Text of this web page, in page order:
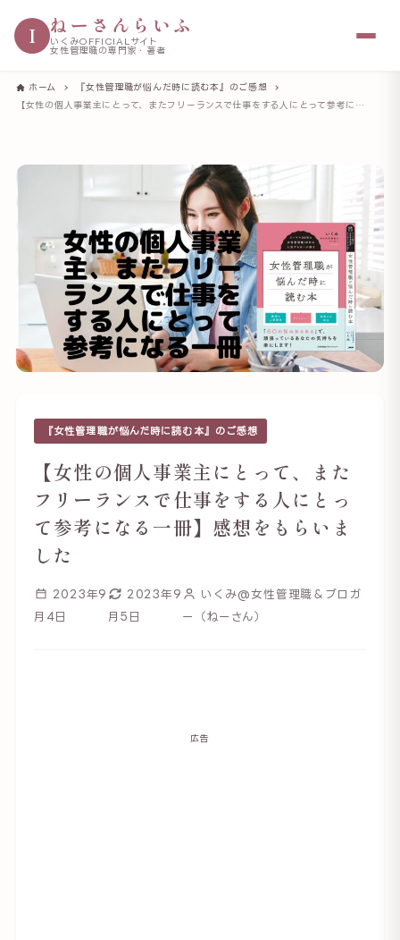
I ねーさんらいふ
いくみOFFICIALサイト
女性管理職の専門家・著者
ホーム
『女性管理職が悩んだ時に読む本』のご感想
【女性の個人事業主にとって、またフリーランスで仕事をする人にとって参考になる一冊】感想をもらいました
『女性管理職が悩んだ時に読む本』のご感想
【女性の個人事業主にとって、また
フリーランスで仕事をする人にとっ
て参考になる一冊】感想をもらいま
した
2023年9
月4日
2023年9
月5日
いくみ@女性管理職＆ブロガ
ー（ねーさん）
広告